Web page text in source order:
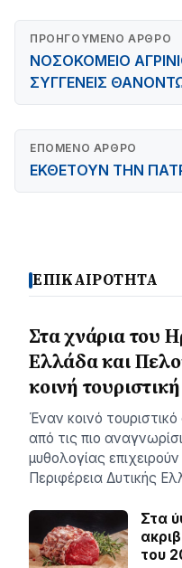
ΠΡΟΗΓΟΎΜΕΝΟ ΆΡΘΡΟ
ΝΟΣΟΚΟΜΕΙΟ
ΣΥΓΓΕΝΕΙΣ
ΕΠΌΜΕΝΟ ΆΡΘΡΟ
ΕΚΘΕΤΟΥΝ ΤΗΝ
ΕΠΙΚΑΙΡΟΤΗΤΑ
Στα χνάρια του
Ελλάδα και
κοινή
Έναν κοινό
από τις πιο
μυθολογίας
Περιφέρεια Δυτικής
Στα
του